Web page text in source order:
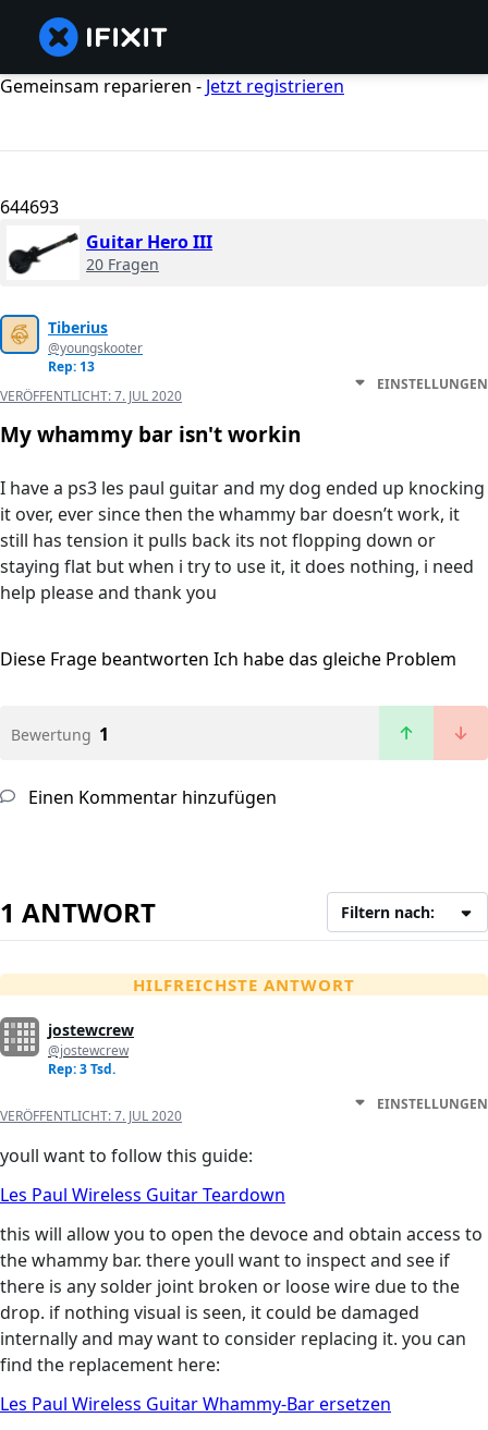
Gemeinsam reparieren - Jetzt registrieren
644693
Guitar Hero III
20 Fragen
Tiberius
@youngskooter
Rep: 13
VERÖFFENTLICHT:7. JUL 2020
EINSTELLUNGEN
My whammy bar isn't workin
I have a ps3 les paul guitar and my dog ended up knocking
it over, ever since then the whammy bar doesn’t work, it
still has tension it pulls back its not flopping down or
staying flat but when i try to use it, it does nothing, i need
help please and thank you
Diese Frage beantworten Ich habe das gleiche Problem
Bewertung 1
Einen Kommentar hinzufügen
1 ANTWORT Filtern nach:
HILFREICHSTE ANTWORT
jostewcrew
@jostewcrew
Rep: 3 Tsd.
VERÖFFENTLICHT:7. JUL 2020
EINSTELLUNGEN
youll want to follow this guide:
Les Paul Wireless Guitar Teardown
this will allow you to open the devoce and obtain access to
the whammy bar. there youll want to inspect and see if
there is any solder joint broken or loose wire due to the
drop. if nothing visual is seen, it could be damaged
internally and may want to consider replacing it. you can
find the replacement here:
Les Paul Wireless Guitar Whammy-Bar ersetzen